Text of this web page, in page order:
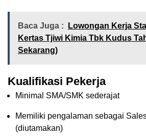
Baca Juga :
Lowongan Kerja
Kertas Tjiwi Kimia Tbk Kudus
Sekarang)
Kualifikasi Pekerja
Minimal SMA/SMK sederajat
Memiliki pengalaman sebagai
(diutamakan)